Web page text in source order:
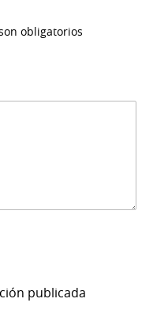
obligatorios
publicada